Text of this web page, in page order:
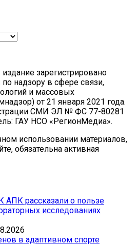
зарегистрировано
надзору в сфере связи,
и массовых
от 21 января 2021 года.
СМИ ЭЛ № ФС 77-80281
ГАУ НСО «РегионМедиа».
использовании материалов,
обязательна активная
АПК рассказали о пользе
исследованиях
в адаптивном спорте